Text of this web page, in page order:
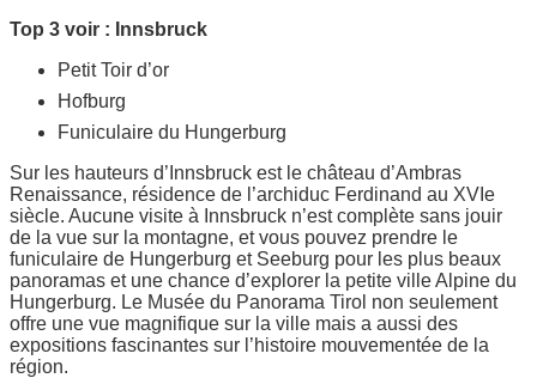
Top 3 voir : Innsbruck
Petit Toir d’or
Hofburg
Funiculaire du Hungerburg
Sur les hauteurs d’Innsbruck est le château d’Ambras
Renaissance, résidence de l’archiduc Ferdinand au XVIe
siècle. Aucune visite à Innsbruck n’est complète sans jouir
de la vue sur la montagne, et vous pouvez prendre le
funiculaire de Hungerburg et Seeburg pour les plus beaux
panoramas et une chance d’explorer la petite ville Alpine du
Hungerburg. Le Musée du Panorama Tirol non seulement
offre une vue magnifique sur la ville mais a aussi des
expositions fascinantes sur l’histoire mouvementée de la
région.